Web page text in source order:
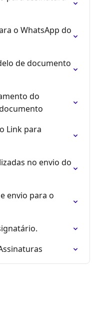
o WhatsApp do
de documento
do
Link para
no envio do
envio para o